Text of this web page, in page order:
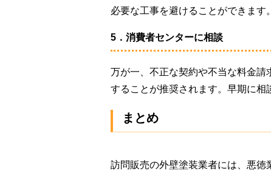
必要な工事を避けることができます。
5．消費者センターに相談
万が一、不正な契約や不当な料金
することが推奨されます。早期に相
まとめ
訪問販売の外壁塗装業者には、悪